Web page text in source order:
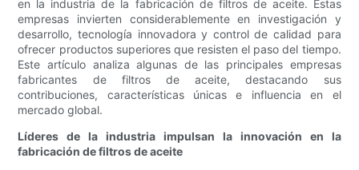
en la industria de la fabricación de filtros de aceite. Estas
empresas invierten considerablemente en investigación y
desarrollo, tecnología innovadora y control de calidad para
ofrecer productos superiores que resisten el paso del tiempo.
Este artículo analiza algunas de las principales empresas
fabricantes de filtros de aceite, destacando sus
contribuciones, características únicas e influencia en el
mercado global.
Líderes de la industria impulsan la innovación en la
fabricación de filtros de aceite